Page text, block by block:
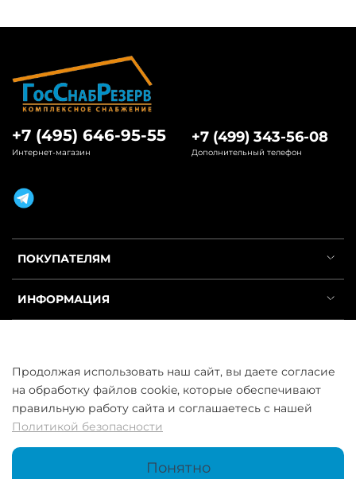
ПОКУПАТЕЛЯМ
ИНФОРМАЦИЯ
+7 (495) 646-95-55
Интернет-магазин
+7 (499) 343-56-08
Дополнительный телефон
ООО «ГосСнабРезерв» © 2013–2026 - Продажа труб оптом и в
розницу
Продолжая использовать наш сайт, вы даете согласие
на обработку файлов cookie, которые обеспечивают
правильную работу сайта и соглашаетесь с нашей
Политикой безопасности
Понятно